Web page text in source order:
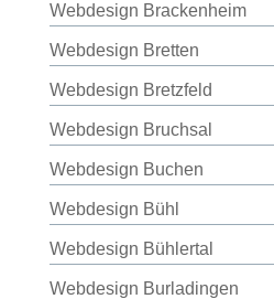
Webdesign Brackenheim
Webdesign Bretten
Webdesign Bretzfeld
Webdesign Bruchsal
Webdesign Buchen
Webdesign Bühl
Webdesign Bühlertal
Webdesign Burladingen